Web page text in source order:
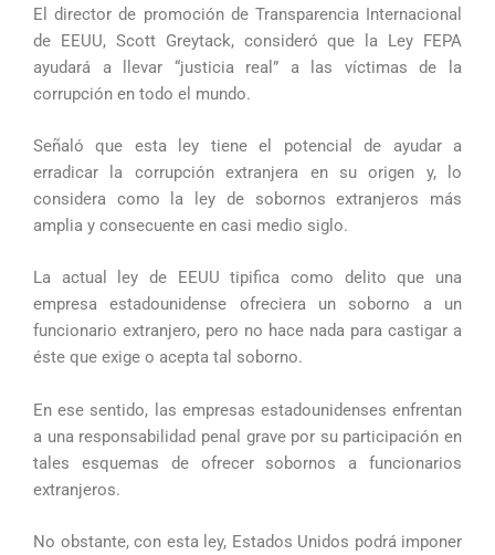
El director de promoción de Transparencia Internacional
de EEUU, Scott Greytack, consideró que la Ley FEPA
ayudará a llevar “justicia real” a las víctimas de la
corrupción en todo el mundo.
Señaló que esta ley tiene el potencial de ayudar a
erradicar la corrupción extranjera en su origen y, lo
considera como la ley de sobornos extranjeros más
amplia y consecuente en casi medio siglo.
La actual ley de EEUU tipifica como delito que una
empresa estadounidense ofreciera un soborno a un
funcionario extranjero, pero no hace nada para castigar a
éste que exige o acepta tal soborno.
En ese sentido, las empresas estadounidenses enfrentan
a una responsabilidad penal grave por su participación en
tales esquemas de ofrecer sobornos a funcionarios
extranjeros.
No obstante, con esta ley, Estados Unidos podrá imponer